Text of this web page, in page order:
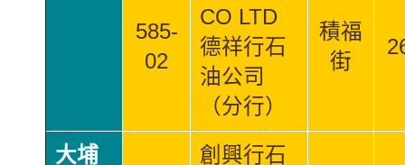
585-
02
CO LTD
德祥行石
油公司
（分行）
積福
街
大埔
創興行石